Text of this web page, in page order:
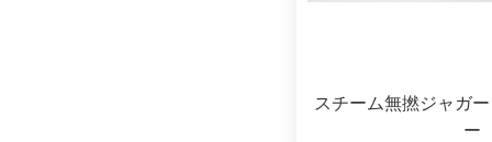
スチーム無撚ジャ
ー